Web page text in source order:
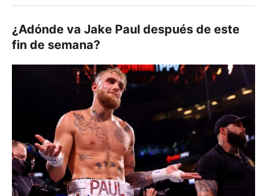
¿Adónde va Jake Paul después de este
fin de semana?